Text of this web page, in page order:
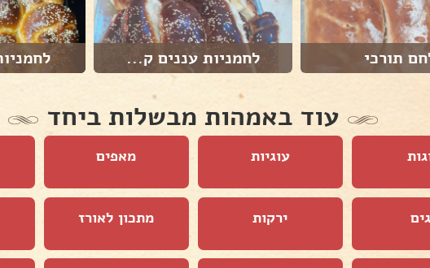
תורכי לחמניות עננים ק...
עוד באמהות מבשלות ביחד
עוגיות מאפים
ירקות מתכון לאורז